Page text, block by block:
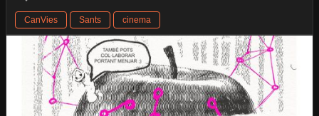
CanVies Sants cinema